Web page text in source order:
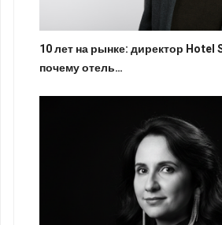
10 лет на рынке: директор Hotel
почему отель…